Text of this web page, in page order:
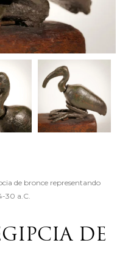
de bronce representando
30 a.C.
DE